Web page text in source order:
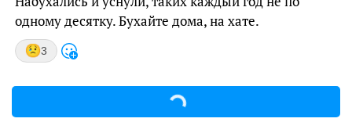
одному десятку. Бухайте дома, на хате.
3